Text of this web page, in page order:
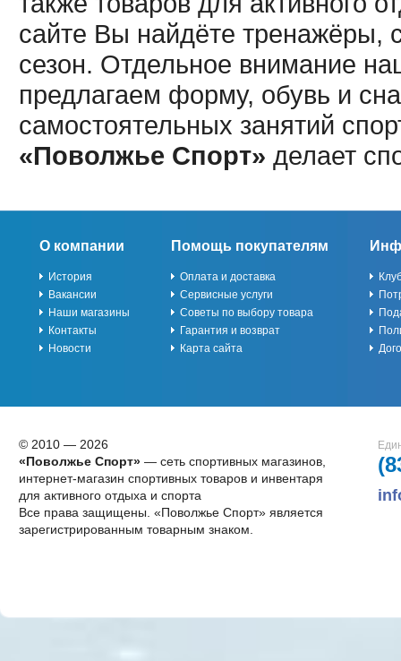
сайте Вы найдёте тренажёры,
сезон. Отдельное внимание
предлагаем форму, обувь и
самостоятельных занятий
«Поволжье Спорт» делает
О компании
История
Вакансии
Наши магазины
Контакты
Новости
Помощь покупателям
Оплата и доставка
Сервисные услуги
Советы по выбору товара
Гарантия и возврат
Карта сайта
© 2010 — 2026
«Поволжье Спорт»— сеть спортивных магазинов,
интернет-магазин спортивных товаров и инвентаря
для активного отдыха и спорта
Все права защищены. «Поволжье Спорт» является
зарегистрированным товарным знаком.